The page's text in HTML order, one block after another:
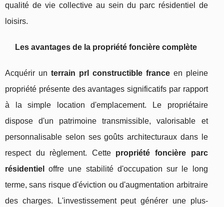
qualité de vie collective au sein du parc résidentiel de
loisirs.
Les avantages de la propriété foncière complète
Acquérir un terrain prl constructible franceen pleine
propriété présente des avantages significatifs par rapport
à la simple location d'emplacement. Le propriétaire
dispose d'un patrimoine transmissible, valorisable et
personnalisable selon ses goûts architecturaux dans le
respect du règlement. Cette propriété foncière parc
résidentiel
offre une stabilité d'occupation sur le long
terme, sans risque d'éviction ou d'augmentation arbitraire
des charges. L'investissement peut générer une plus-